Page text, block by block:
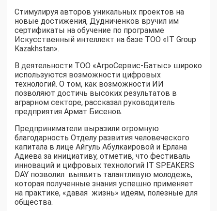
Стимулируя авторов уникальных проектов на
новые достижения, Дудниченков вручил им
сертификаты на обучение по программе
Искусственный интеллект на базе ТОО «IT Group
Kazakhstan».
В деятельности ТОО «АгроСервис-Батыс» широко
используются возможности цифровых
технологий. О том, как возможности ИИ
позволяют достичь высоких результатов в
аграрном секторе, рассказал руководитель
предприятия Армат Бисенов.
Предприниматели выразили огромную
благодарность Отделу развития человеческого
капитала в лице Айгуль Абулкаировой и Ерлана
Адиева за инициативу, отметив, что фестиваль
инноваций и цифровых технологий IT SPEAKERS
DAY позволил выявить талантливую молодежь,
которая полученные знания успешно применяет
на практике, «давая жизнь» идеям, полезные для
общества.